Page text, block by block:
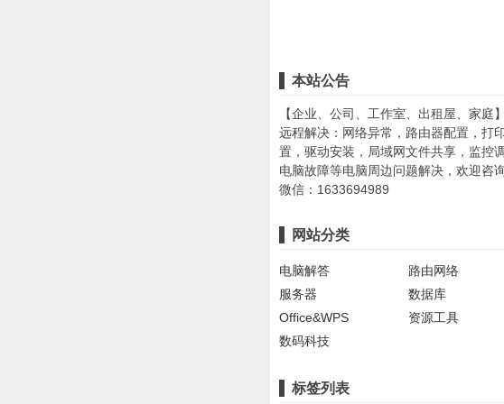
本站公告
【企业、公司、工作室、出租屋、家庭】
远程解决：网络异常，路由器配置，打
置，驱动安装，局域网文件共享，监控
电脑故障等电脑周边问题解决，欢迎咨询
微信：1633694989
网站分类
电脑解答
路由网络
服务器
数据库
Office&WPS
资源工具
数码科技
标签列表